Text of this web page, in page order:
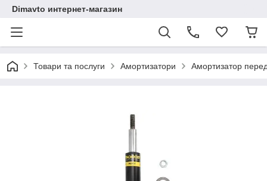
Dimavto интернет-магазин
Товари та послуги Амортизатори Амортизатор